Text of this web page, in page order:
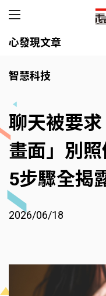
心發現文章
智慧科技
聊天被要
畫面」別
5步驟全揭
2026/06/18